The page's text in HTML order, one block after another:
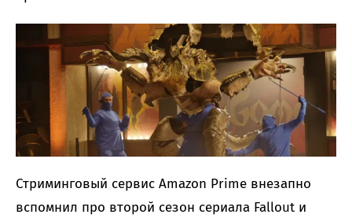
Стриминговый сервис Amazon Prime внезапно
вспомнил про второй сезон сериала Fallout и